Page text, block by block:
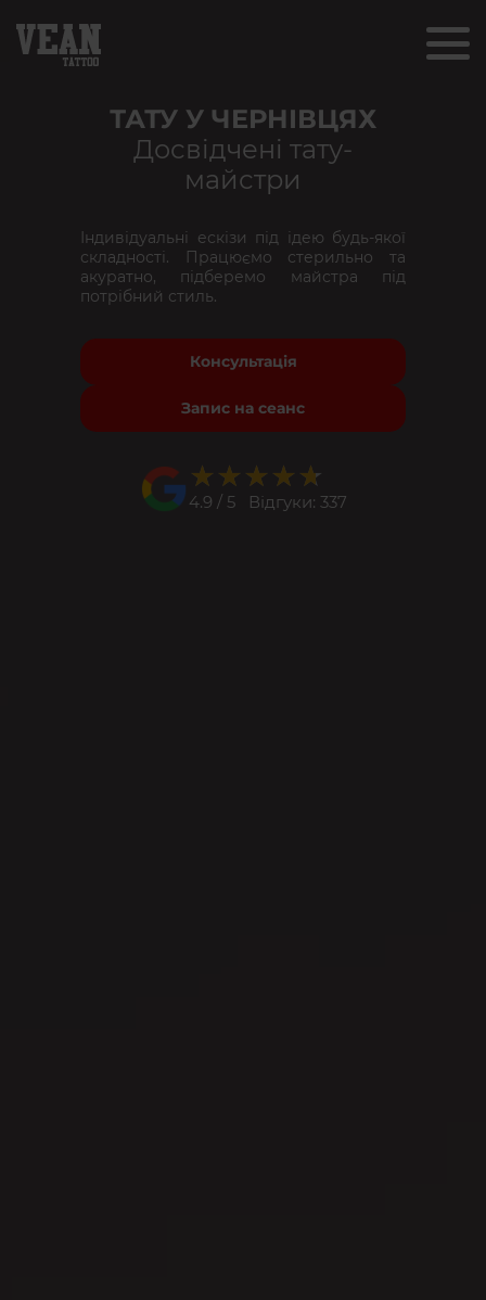
ТАТУ У ЧЕРНІВЦЯХ
Досвідчені тату-
майстри
Індивідуальні ескізи під ідею будь-якої
складності. Працюємо стерильно та
акуратно, підберемо майстра під
потрібний стиль.
Консультація
Запис на сеанс
★★★★★
★★★★★
4.9 / 5 Відгуки: 337